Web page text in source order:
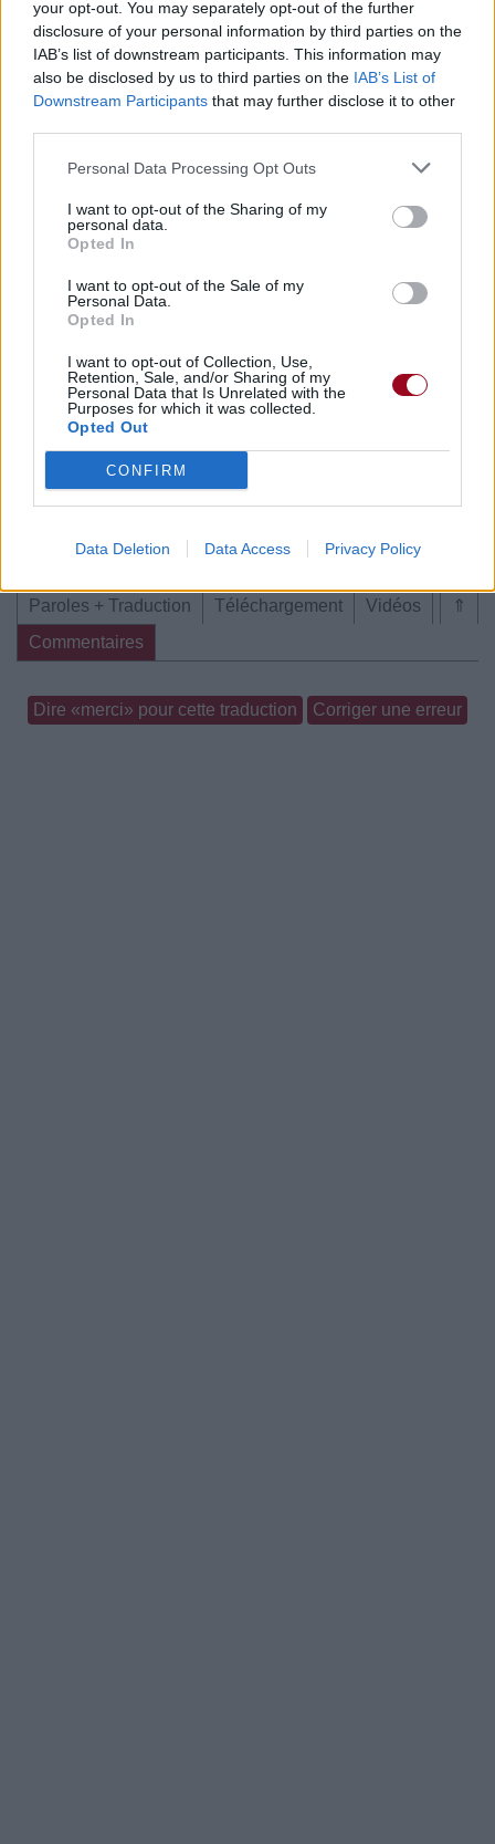
your opt-out. You may separately opt-out of the further
disclosure of your personal information by third parties on the
IAB’s list of downstream participants. This information may
also be disclosed by us to third parties on the IAB’s List of
Downstream Participants that may further disclose it to other
Personal Data Processing Opt Outs
I want to opt-out of the Sharing of my
personal data.
Opted In
I want to opt-out of the Sale of my
Personal Data.
Opted In
I want to opt-out of Collection, Use,
Retention, Sale, and/or Sharing of my
Personal Data that Is Unrelated with the
Purposes for which it was collected.
Opted Out
CONFIRM
Data Deletion Data Access Privacy Policy
Télécharger légalement les MP3 ou trouver le CD sur
Trouver des vinyles et des CD sur
Trouver un instrument de musique ou une partition au
Commentaires
Voir la vidéo de «Wolves»
Concert/Live
⇑
Paroles + Traduction Téléchargement
Vidéos
Commentaires
Dire «merci» pour cette traduction Corriger une erreur